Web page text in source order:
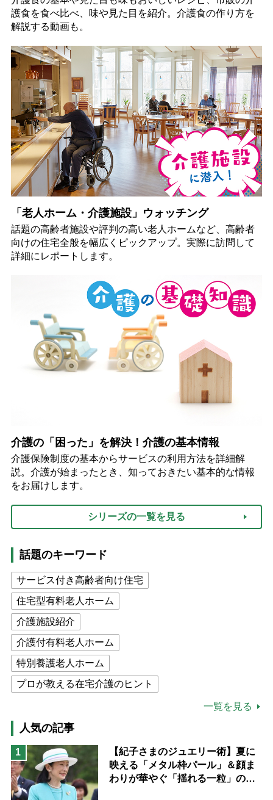
護食を食べ比べ、味や見た目を紹介。介護食の作り方を
解説する動画も。
「老人ホーム・介護施設」ウォッチング
話題の高齢者施設や評判の高い老人ホームなど、高齢者
向けの住宅全般を幅広くピックアップ。実際に訪問して
詳細にレポートします。
介護の「困った」を解決！介護の基本情報
介護保険制度の基本からサービスの利用方法を詳細解
説。介護が始まったとき、知っておきたい基本的な情報
をお届けします。
シリーズの一覧を見る
話題のキーワード
サービス付き高齢者向け住宅
住宅型有料老人ホーム
介護施設紹介
介護付有料老人ホーム
特別養護老人ホーム
プロが教える在宅介護のヒント
高木ブー
ケアマネジャー
猫が母になつきません
息子の遠距離介護サバイバル術
兄がボケました
一覧を見る
人気の記事
1
【紀子さまのジュエリー術】夏に
映える「メタル枠パール」＆顔ま
わりが華やぐ「揺れる一粒」の使